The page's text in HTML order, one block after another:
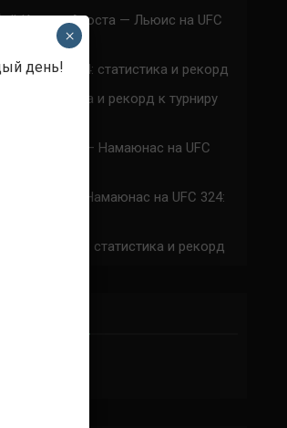
Кортес-Акоста — Льюис на UFC
на UFC 324: статистика и рекорд
статистика и рекорд к турниру
бой Сильва — Намаюнас на UFC
Сильва — Намаюнас на UFC 324:
на UFC 324: статистика и рекорд
день!
×